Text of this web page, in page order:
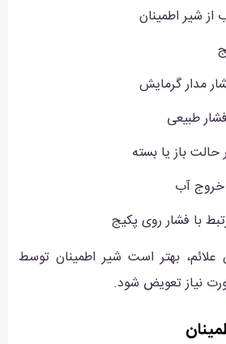
شیر اطمینان
مدار گرمایش
طبیعی
باز یا بسته
آب
با فشار روی پکیج
بهتر است شیر اطمینان توسط
نیاز تعویض شود.